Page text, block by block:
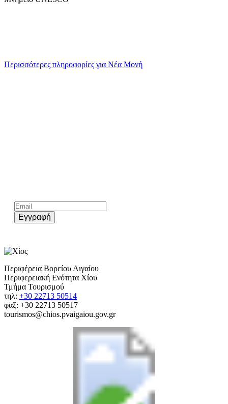
Περισσότερες πληροφορίες για Νέα Μονή
Εγγραφή
Περιφέρεια Βορείου Αιγαίου
Περιφερειακή Ενότητα Χίου
Τμήμα Τουρισμού
τηλ: +30 22713 50514
φαξ: +30 22713 50517
tourismos@chios.pvaigaiou.gov.gr